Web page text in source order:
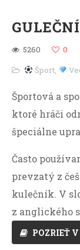
5260
0
Šport,
Športová a
ktoré hráči
špeciálne
Často
prevzatý z
kulečník. V
z anglického
POZRIEŤ